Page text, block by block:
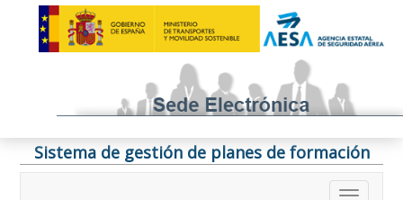
Sistema de gestión de planes de formación